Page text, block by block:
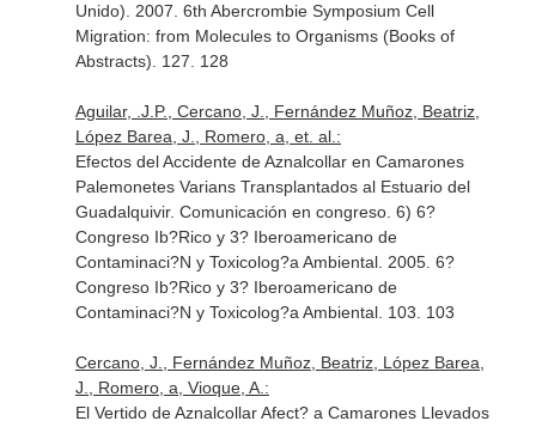
Unido). 2007. 6th Abercrombie Symposium Cell
Migration: from Molecules to Organisms (Books of
Abstracts). 127. 128
Aguilar, .J.P., Cercano, J., Fernández Muñoz, Beatriz,
López Barea, J., Romero, a, et. al.:
Efectos del Accidente de Aznalcollar en Camarones
Palemonetes Varians Transplantados al Estuario del
Guadalquivir. Comunicación en congreso. 6) 6?
Congreso Ib?Rico y 3? Iberoamericano de
Contaminaci?N y Toxicolog?a Ambiental. 2005. 6?
Congreso Ib?Rico y 3? Iberoamericano de
Contaminaci?N y Toxicolog?a Ambiental. 103. 103
Cercano, J., Fernández Muñoz, Beatriz, López Barea,
J., Romero, a, Vioque, A.:
El Vertido de Aznalcollar Afect? a Camarones Llevados